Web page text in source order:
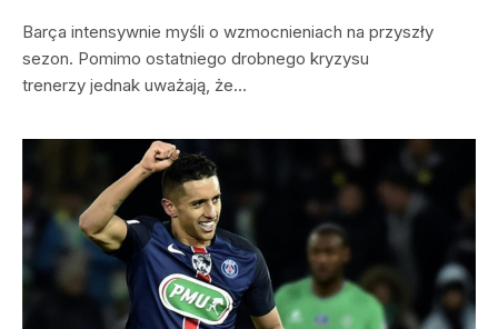
Barça intensywnie myśli o wzmocnieniach na przyszły
sezon. Pomimo ostatniego drobnego kryzysu
trenerzy jednak uważają, że…